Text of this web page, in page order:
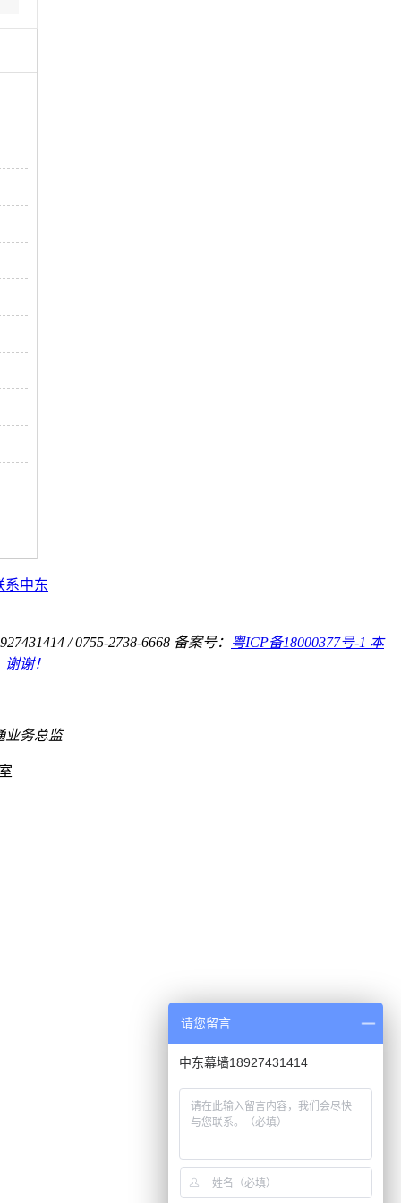
系中东
/ 0755-2738-6668 备案号： 粤ICP备18000377号-1 本
谢！
业务总监
请您留言
中东幕墙18927431414